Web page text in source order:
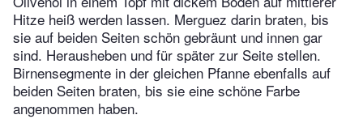
Hitze heiß werden lassen. Merguez darin braten, bis
sie auf beiden Seiten schön gebräunt und innen gar
sind. Herausheben und für später zur Seite ­stellen.
Birnensegmente in der gleichen Pfanne ebenfalls auf
beiden Seiten braten, bis sie eine schöne Farbe
angenommen ­haben.